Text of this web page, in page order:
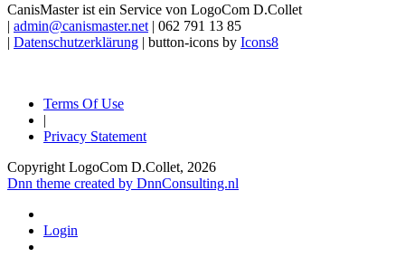
CanisMaster ist ein Service von LogoCom D.Collet
| admin@canismaster.net | 062 791 13 85
| Datenschutzerklärung | button-icons by Icons8
Terms Of Use
|
Privacy Statement
Copyright LogoCom D.Collet, 2026
Dnn theme created by DnnConsulting.nl
Login